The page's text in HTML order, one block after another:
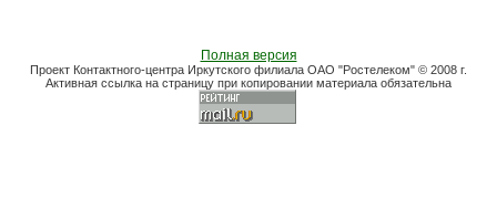
Полная версия
Проект Контактного-центра Иркутского филиала ОАО "Ростелеком" © 2008 г.
Активная ссылка на страницу при копировании материала обязательна